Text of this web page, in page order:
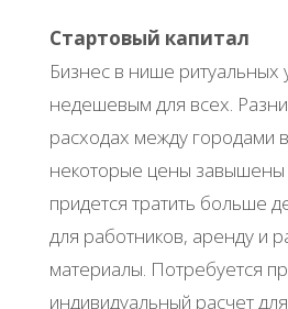
Стартовый капитал
Бизнес в нише ритуальных
недешевым для всех.
расходах между городами
некоторые цены завышены
придется тратить больше
для работников, аренду и
материалы. Потребуется
индивидуальный расчет